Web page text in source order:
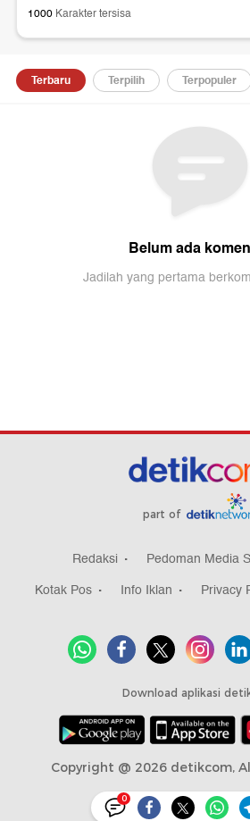
0
part of
Redaksi Pedoman Media
Kotak Pos
Info Iklan Privacy
Download aplikasi
Copyright @ 2026 detikcom,